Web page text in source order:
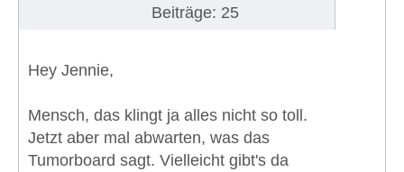
Beiträge: 25
Hey Jennie,
Mensch, das klingt ja alles nicht so toll.
Jetzt aber mal abwarten, was das
Tumorboard sagt. Vielleicht gibt's da